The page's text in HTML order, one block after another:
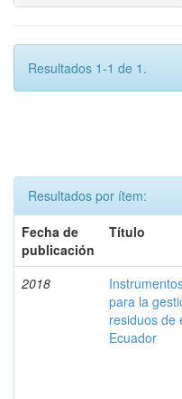
Resultados 1-1 de 1.
Resultados por ítem:
Fecha de
publicación
Título
2018
para la
residuos de
Ecuador